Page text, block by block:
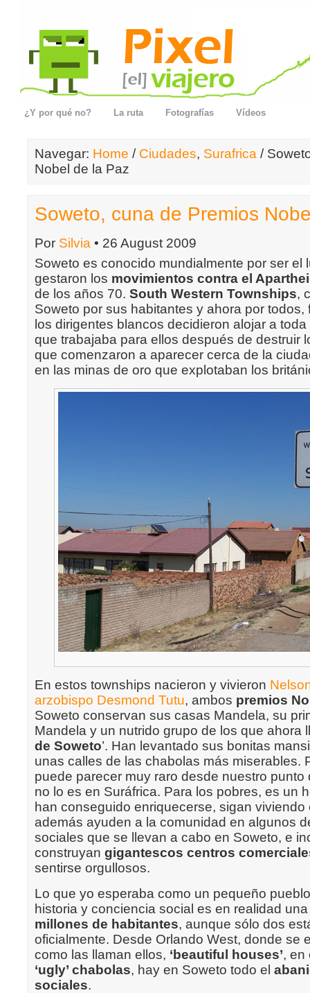
¿Y por qué no? La ruta Fotografías Vídeos
Navegar: Home / Ciudades, Surafrica /
Nobel de la Paz
Soweto, cuna de Premios
Por Silvia • 26 August 2009
Soweto es conocido mundialmente por ser el
gestaron los movimientos contra el
de los años 70. South Western Townships,
Soweto por sus habitantes y ahora por todos,
los dirigentes blancos decidieron alojar a
que trabajaba para ellos después de destruir
que comenzaron a aparecer cerca de la
en las minas de oro que explotaban los
En estos townships nacieron y vivieron
arzobispo Desmond Tutu, ambos premios
Soweto conservan sus casas Mandela, su
Mandela y un nutrido grupo de los que ahora
de Soweto’. Han levantado sus bonitas
unas calles de las chabolas más miserables.
puede parecer muy raro desde nuestro punto
no lo es en Suráfrica. Para los pobres, es un
han conseguido enriquecerse, sigan
además ayuden a la comunidad en algunos
sociales que se llevan a cabo en Soweto, e
construyan gigantescos centros
sentirse orgullosos.
Lo que yo esperaba como un pequeño
historia y conciencia social es en realidad
millones de habitantes, aunque sólo dos
oficialmente. Desde Orlando West, donde se
como las llaman ellos, ‘beautiful houses’, en
‘ugly’ chabolas, hay en Soweto todo el
sociales.